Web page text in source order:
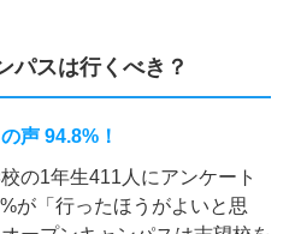
パスは行くべき？
声 94.8%！
の1年生411人にアンケート
が「行ったほうがよいと思